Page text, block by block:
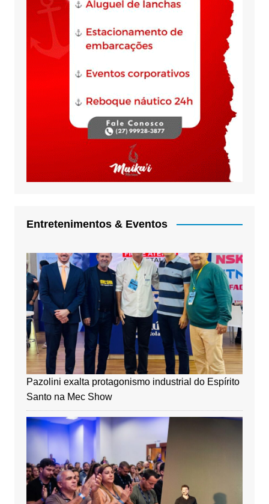
Entretenimentos & Eventos
Pazolini exalta protagonismo industrial do Espírito
Santo na Mec Show